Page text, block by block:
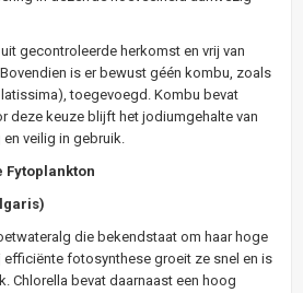
gecontroleerde herkomst en vrij van
is er bewust géén kombu, zoals
toegevoegd. Kombu bevat
deze keuze blijft het jodiumgehalte van
veilig in gebruik.
Fytoplankton
die bekendstaat om haar hoge
fotosynthese groeit ze snel en is
Chlorella bevat daarnaast een hoog